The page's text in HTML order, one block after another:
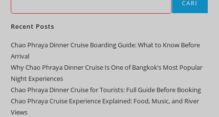
CARI
Recent Posts
Chao Phraya Dinner Cruise Boarding Guide: What to Know Before
Arrival
Why Chao Phraya Dinner Cruise Is One of Bangkok’s Most Popular
Night Experiences
Chao Phraya Dinner Cruise for Tourists: Full Guide Before Booking
Chao Phraya Cruise Experience Explained: Food, Music, and River
Views